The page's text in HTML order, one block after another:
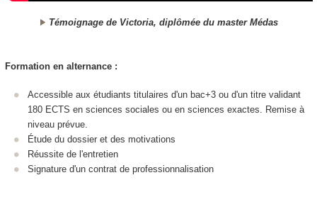
Témoignage de Victoria, diplômée du master Médas
Formation en alternance:
Accessible aux étudiants titulaires d'un bac+3 ou d'un titre validant
180 ECTS en sciences sociales ou en sciences exactes. Remise à
niveau prévue.
Étude du dossier et des motivations
Réussite de l'entretien
Signature d'un contrat de professionnalisation